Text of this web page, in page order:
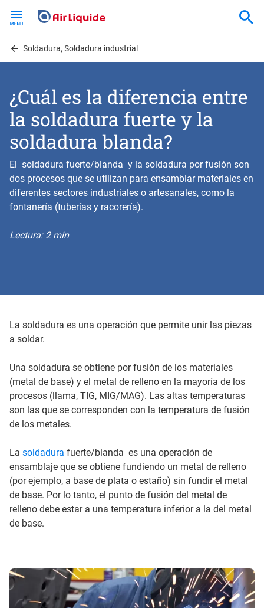
contentSoldadura, Soldadura industrial
¿Cuál es la diferencia entre
la soldadura fuerte y la
soldadura blanda?
El soldadura fuerte/blanda y la soldadura por fusión son
dos procesos que se utilizan para ensamblar materiales en
diferentes sectores industriales o artesanales, como la
fontanería (tuberías y racorería).
Lectura: 2 min
La soldadura es una operación que permite unir las piezas
a soldar.
Una soldadura se obtiene por fusión de los materiales
(metal de base) y el metal de relleno en la mayoría de los
procesos (llama, TIG, MIG/MAG). Las altas temperaturas
son las que se corresponden con la temperatura de fusión
de los metales.
La soldadura fuerte/blanda es una operación de
ensamblaje que se obtiene fundiendo un metal de relleno
(por ejemplo, a base de plata o estaño) sin fundir el metal
de base. Por lo tanto, el punto de fusión del metal de
relleno debe estar a una temperatura inferior a la del metal
de base.